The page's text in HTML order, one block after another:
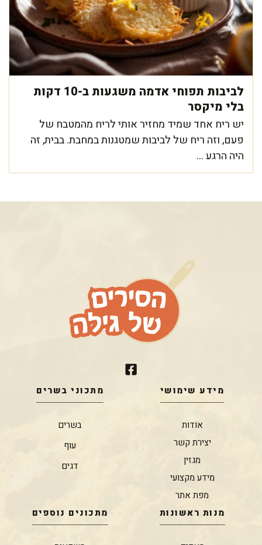
לביבות תפוחי אדמה משגעות ב-10 דקות
בלי מיקסר
יש ריח אחד שמיד מחזיר אותי לריח מהמטבח של
פעם, וזה ריח של לביבות שמטגנות במחבת. בבית, זה
היה הרגע ...
מידע שימושי
אודות
יצירת קשר
מגזין
מידע מקצועי
מפת אתר
מתכוני בשרים
בשרים
עוף
דגים
מנות ראשונות מתכונים נוספים